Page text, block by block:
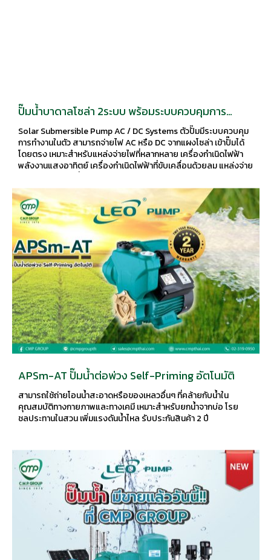
ปั๊มน้ำบาดาลโซล่า 2ระบบ พร้อมระบบควบคุมการ
ทำงานในตัว
Solar Submersible Pump AC / DC Systems ตัวปั๊มมีระบบควบคุม
การทำงานในตัว สามารถจ่ายไฟ AC หรือ DC จากแผงโซล่า เข้าปั๊มได้
โดยตรง เหมาะสำหรับแหล่งจ่ายไฟที่หลากหลาย เครื่องกำเนิดไฟฟ้า
พลังงานแสงอาทิตย์ เครื่องกำเนิดไฟฟ้าที่ขับเคลื่อนด้วยลม แหล่งจ่าย
APSm-AT ปั๊มน้ำต่อพ่วง Self-Priming อัตโนมัติ
สามารถใช้ถ่ายโอนน้ำสะอาดหรือของเหลวอื่นๆ ที่คล้ายกับน้ำใน
คุณสมบัติทางกายภาพและทางเคมี เหมาะสำหรับยกน้ำจากบ่อ โรย
ชลประทานในสวน เพิ่มแรงดันน้ำไหล รับประกันสินค้า 2 ปี